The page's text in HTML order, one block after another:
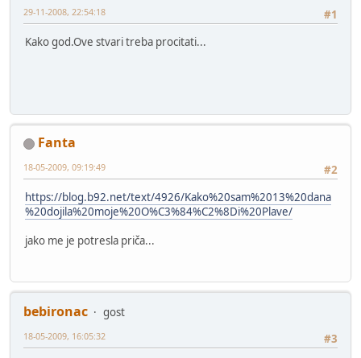
#1
29-11-2008, 22:54:18
Kako god.Ove stvari treba procitati...
Fanta
#2
18-05-2009, 09:19:49
https://blog.b92.net/text/4926/Kako%20sam%2013%20dana
%20dojila%20moje%20O%C3%84%C2%8Di%20Plave/
jako me je potresla priča...
bebironac
gost
#3
18-05-2009, 16:05:32